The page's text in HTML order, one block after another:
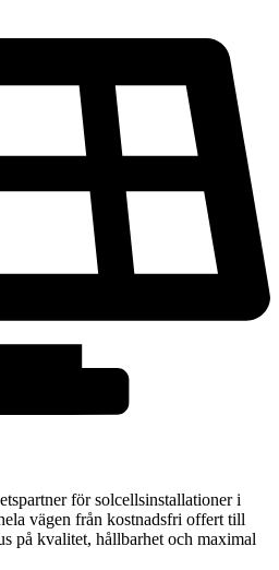
för solcellsinstallationer i
vägen från kostnadsfri offert till
på kvalitet, hållbarhet och maximal